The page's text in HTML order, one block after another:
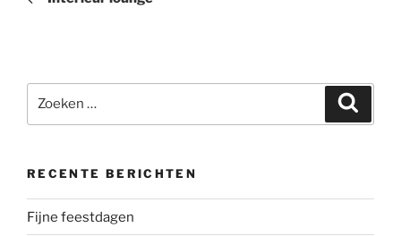
naar:
RECENTE BERICHTEN
Fijne feestdagen